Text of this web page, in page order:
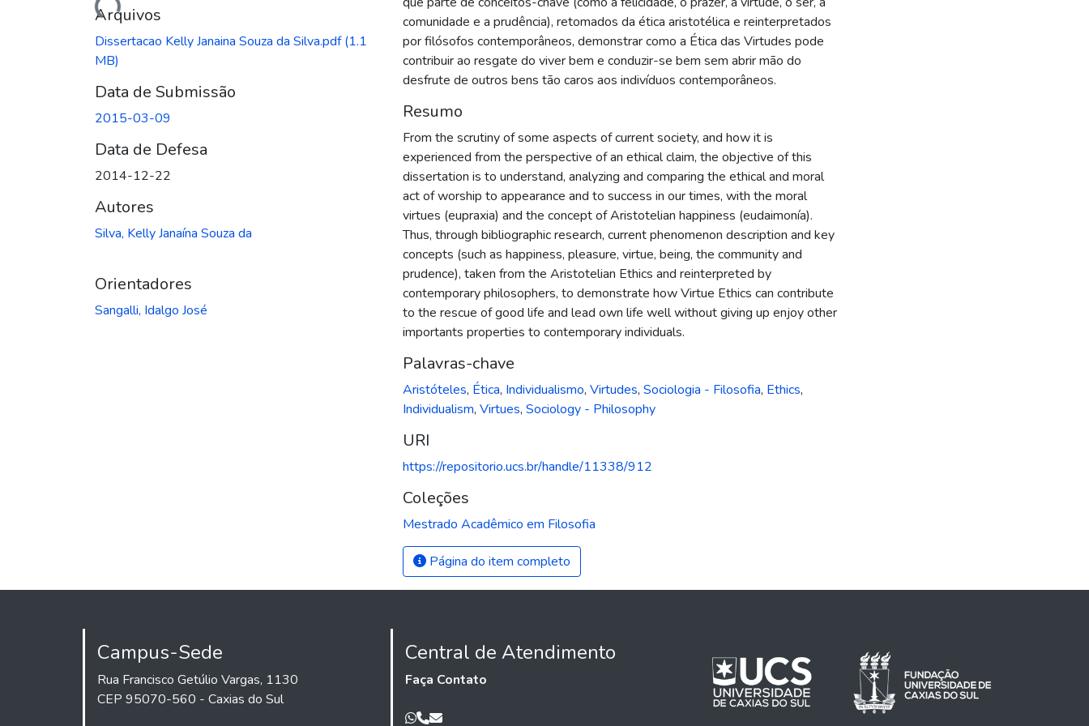
Arquivos
Dissertacao Kelly Janaina Souza da Silva.pdf(1.1
MB)
Data de Submissão
2015-03-09
Data de Defesa
2014-12-22
Autores
Silva, Kelly Janaína Souza da
Orientadores
Sangalli, Idalgo José
comunidade e a prudência), retomados da ética aristotélica e reinterpretados
por filósofos contemporâneos, demonstrar como a Ética das Virtudes pode
contribuir ao resgate do viver bem e conduzir-se bem sem abrir mão do
desfrute de outros bens tão caros aos indivíduos contemporâneos.
Resumo
From the scrutiny of some aspects of current society, and how it is
experienced from the perspective of an ethical claim, the objective of this
dissertation is to understand, analyzing and comparing the ethical and moral
act of worship to appearance and to success in our times, with the moral
virtues (eupraxia) and the concept of Aristotelian happiness (eudaimonía).
Thus, through bibliographic research, current phenomenon description and key
concepts (such as happiness, pleasure, virtue, being, the community and
prudence), taken from the Aristotelian Ethics and reinterpreted by
contemporary philosophers, to demonstrate how Virtue Ethics can contribute
to the rescue of good life and lead own life well without giving up enjoy other
importants properties to contemporary individuals.
Palavras-chave
Aristóteles, Ética, Individualismo, Virtudes, Sociologia - Filosofia, Ethics,
Individualism, Virtues, Sociology - Philosophy
URI
https://repositorio.ucs.br/handle/11338/912
Coleções
Mestrado Acadêmico em Filosofia
Página do item completo
Campus-Sede
Rua Francisco Getúlio Vargas, 1130
CEP 95070-560 - Caxias do Sul
Central de Atendimento
Faça Contato